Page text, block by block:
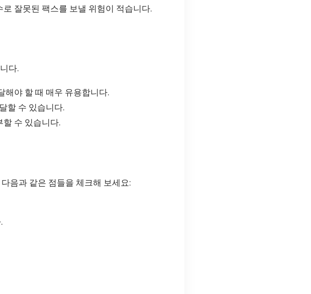
잘못된 팩스를 보낼 위험이 적습니다.
다.
해야 할 때 매우 유용합니다.
할 수 있습니다.
수 있습니다.
음과 같은 점들을 체크해 보세요: